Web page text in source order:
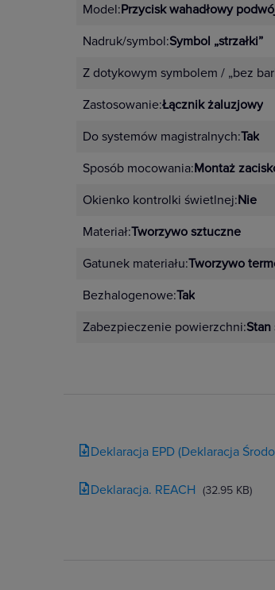
Model:Przycisk wahadłowy
Nadruk/symbol:Symbol „strzałki”
Z dotykowym symbolem / „bez
Zastosowanie:Łącznik żaluzjowy
Do systemów magistralnych:Tak
Sposób mocowania:Montaż
Okienko kontrolki świetlnej:Nie
Materiał:Tworzywo sztuczne
Gatunek materiału:Tworzywo
Bezhalogenowe:Tak
Zabezpieczenie powierzchni:
Deklaracja EPD (Deklaracja
Deklaracja. REACH (32.95 KB)